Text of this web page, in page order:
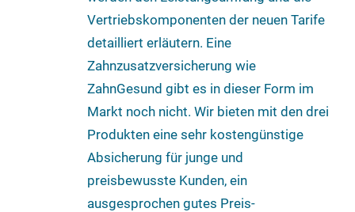
Vertriebskomponenten der neuen Tarife
detailliert erläutern. Eine
Zahnzusatzversicherung wie
ZahnGesund gibt es in dieser Form im
Markt noch nicht. Wir bieten mit den drei
Produkten eine sehr kostengünstige
Absicherung für junge und
preisbewusste Kunden, ein
ausgesprochen gutes Preis-